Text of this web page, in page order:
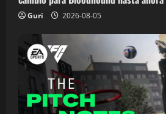
Guri 2026-08-05